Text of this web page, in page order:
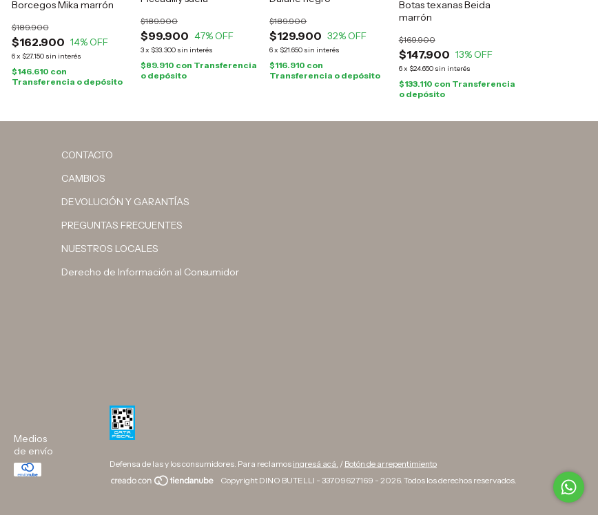
Borcegos Mika marrón
$162.900
$189.900
14% OFF
6x $27.150 sin interés
$146.610 con
Transferencia o depósito
$99.900
$189.900
47% OFF
3x $33.300 sin interés
$89.910 con Transferencia
o depósito
$129.900
$189.900
32% OFF
6x $21.650 sin interés
$116.910 con
Transferencia o depósito
Botas texanas Beida
marrón
$147.900
$169.900
13% OFF
6x $24.650 sin interés
$133.110 con Transferencia
o depósito
CONTACTO
CAMBIOS
DEVOLUCIÓN Y GARANTÍAS
PREGUNTAS FRECUENTES
NUESTROS LOCALES
Derecho de Información al Consumidor
Medios
de envío
Defensa de las y los consumidores. Para reclamos ingresá acá. / Botón de arrepentimiento
Copyright DINO BUTELLI - 33709627169 - 2026. Todos los derechos reservados.